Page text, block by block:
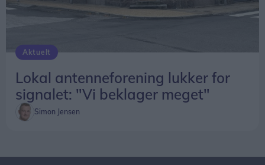
Aktuelt
Lokal antenneforening lukker for
signalet: "Vi beklager meget"
Simon Jensen